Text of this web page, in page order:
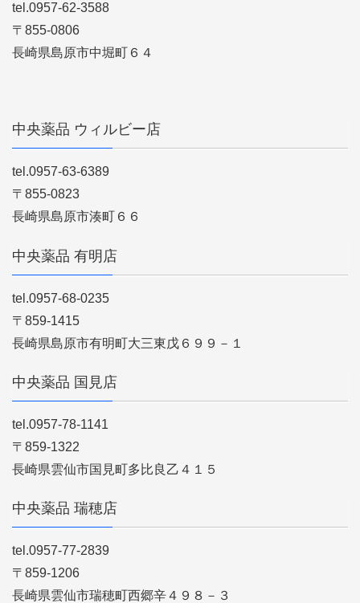
tel.0957-62-3588
〒855-0806
長崎県島原市中堀町６４
中央薬品 ウィルビー店
tel.0957-63-6389
〒855-0823
長崎県島原市湊町６６
中央薬品 有明店
tel.0957-68-0235
〒859-1415
長崎県島原市有明町大三東戊６９９－１
中央薬品 国見店
tel.0957-78-1141
〒859-1322
長崎県雲仙市国見町多比良乙４１５
中央薬品 瑞穂店
tel.0957-77-2839
〒859-1206
長崎県雲仙市瑞穂町西郷辛４９８－３